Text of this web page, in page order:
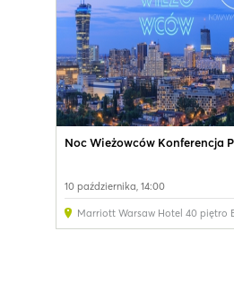
Noc Wieżowców Konferencja
10 października, 14:00
Marriott Warsaw Hotel 40 piętro